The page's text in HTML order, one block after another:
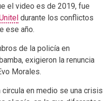
el video es de 2019, fue
durante los conflictos
ese año.
de la policía en
exigieron la renuncia
Morales.
en medio se una crisis